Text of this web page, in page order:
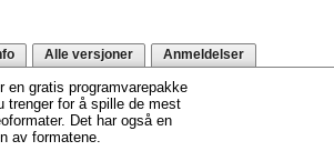
Alle versjoner Anmeldelser
en gratis programvarepakke
trenger for å spille de mest
Det har også en
av formatene.